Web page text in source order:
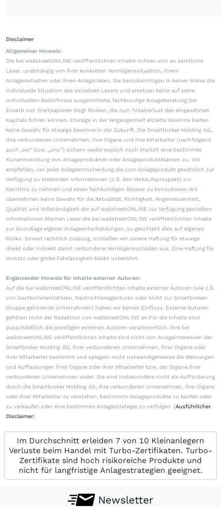
Disclaimer
Allgemeiner Hinweis:
Die bei wallstreetONLINE veröffentlichten Inhalte richten sich an sämtliche
Leser, unabhängig von ihrer konkreten Vermögenssituation, ihrem
Anlageverhalten oder ihren Anlagezielen. Sie berücksichtigen in keiner Weise die
individuelle Situation des einzelnen Lesers und ersetzen keine auf seine
individuellen Bedürfnisse ausgerichtete, fachkundige Anlageberatung.Der
Erwerb von Wertpapieren birgt Risiken, die zum Totalverlust des eingesetzten
Kapitals führen können. Etwaige in der Vergangenheit erzielte Gewinne bieten
keine Gewähr für etwaige Gewinne in der Zukunft. Die Smartbroker Holding AG,
ihre verbundenen Unternehmen, ihre Organe und ihre Mitarbeiter (nachfolgend
auch „wir“ bzw. „uns“) sichern weder explizit noch implizit eine bestimmte
Kursentwicklung von Anlageprodukten oder Anlageproduktklassen zu. Wir
empfehlen, vor jeder Anlageentscheidung die zum Anlageprodukt gesetzlich zur
Verfügung zu stellenden Informationen (z.B. den Verkaufsprospekt) zur
Kenntnis zu nehmen und einen fachkundigen Berater zu konsultieren.Wir
übernehmen keine Gewähr für die Aktualität, Richtigkeit, Angemessenheit,
Qualität und Vollständigkeit der auf wallstreetONLINE zur Verfügung gestellten
Informationen.Machen Leser die bei wallstreetONLINE veröffentlichten Inhalte
zur Grundlage eigener Anlageentscheidungen, so geschieht dies auf eigenes
Risiko. Soweit rechtlich zulässig, schließen wir unsere Haftung für etwaige
direkt oder indirekt damit verbundene Vermögensschäden aus. Eine Haftung für
Vorsatz oder grobe Fahrlässigkeit bleibt unberührt.
Ergänzender Hinweis für Inhalte externer Autoren:
Auf die bei wallstreetONLINE veröffentlichten Inhalte externer Autoren (wie z.B.
von Gastkommentatoren, Nachrichtenagenturen oder nicht zur Smartbroker-
Gruppe gehörende Unternehmen) haben wir keinen Einfluss. Externe Autoren
gehören nicht der Redaktion von wallstreetONLINE an.Für die Inhalte sind
ausschließlich die jeweiligen externen Autoren verantwortlich. Ihre bei
wallstreetONLINE veröffentlichten Inhalte sind nicht von Anlageinteressen der
Smartbroker Holding AG, ihrer verbundenen Unternehmen, ihrer Organe oder
ihrer Mitarbeiter bestimmt und spiegeln nicht notwendigerweise die Meinungen
und Auffassungen ihrer Organe oder ihrer Mitarbeiter bzw. der Organe ihrer
verbundenen Unternehmen wider. Sie sind insbesondere nicht als Aufforderung
durch die Smartbroker Holding AG, ihre verbundenen Unternehmen, ihre Organe
oder ihrer Mitarbeiter zu verstehen, bestimmte Anlageprodukte zu kaufen oder
zu verkaufen oder eine bestimmte Anlagestrategie zu verfolgen. (Ausführlicher
Disclaimer)
Im Durchschnitt erleiden 7 von 10 Kleinanlegern
Verluste beim Handel mit Turbo-Zertifikaten. Turbo-
Zertifikate sind hoch risikoreiche Produkte und
nicht für langfristige Anlagestrategien geeignet.
Newsletter